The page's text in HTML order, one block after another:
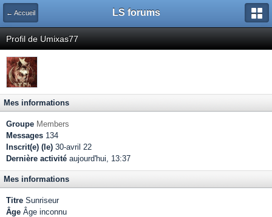
← Accueil LS forums
Profil de Umixas77
Mes informations
Groupe Members
Messages 134
Inscrit(e) (le) 30-avril 22
Dernière activité aujourd'hui, 13:37
Mes informations
Titre Sunriseur
Âge Âge inconnu